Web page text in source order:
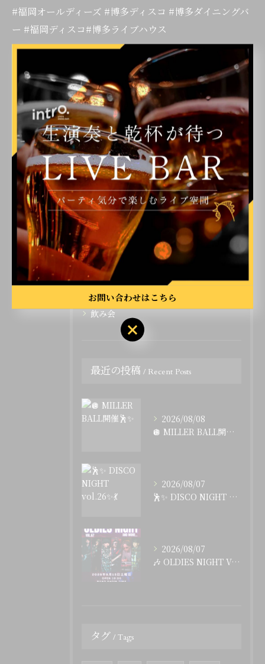
#福岡オールディーズ #博多ディスコ #博多ダイニングバ
ー #福岡ディスコ#博多ライブハウス
< 前のページ 一覧に戻る 次のページ >
カテゴリー Categories
全てのカテゴリー
ライブ
二次会
イベント
カラオケ
飲み会
最近の投稿 Recent Posts
2026/08/08
🪩 MILLER BALL開催🕺✨
2026/08/07
🕺✨ DISCO NIGHT vol.26✨💃
2026/08/07
🎶 OLDIES NIGHT Vol.67 開催決定！ 🎶
タグ Tags
お問い合わせはこちら